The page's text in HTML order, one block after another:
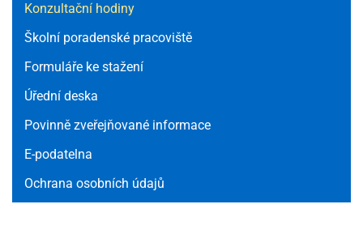
Konzultační hodiny
Školní poradenské pracoviště
Formuláře ke stažení
Úřední deska
Povinně zveřejňované informace
E-podatelna
Ochrana osobních údajů